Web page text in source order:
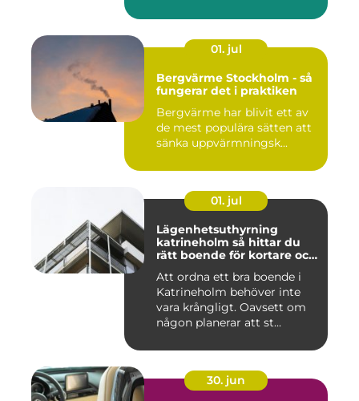
01. jul
Bergvärme Stockholm - så
fungerar det i praktiken
Bergvärme har blivit ett av
de mest populära sätten att
sänka uppvärmningsk...
01. jul
Lägenhetsuthyrning
katrineholm så hittar du
rätt boende för kortare och
Att ordna ett bra boende i
Katrineholm behöver inte
vara krångligt. Oavsett om
någon planerar att st...
30. jun